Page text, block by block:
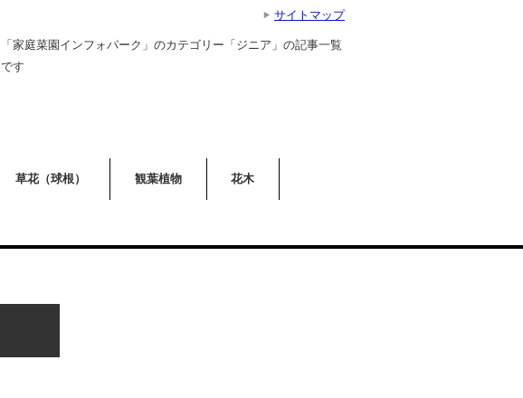
「家庭菜園インフォパーク」のカテゴリー「ジニア」の記事一覧
です
草花（球根） 観葉植物 花木
サイトマップ